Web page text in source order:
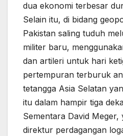
dua ekonomi terbesar
Selain itu, di bidang
Pakistan saling tuduh
militer baru,
dan artileri untuk hari
pertempuran terburuk
tetangga Asia Selatan
itu dalam hampir tiga
Sementara David
direktur perdagangan